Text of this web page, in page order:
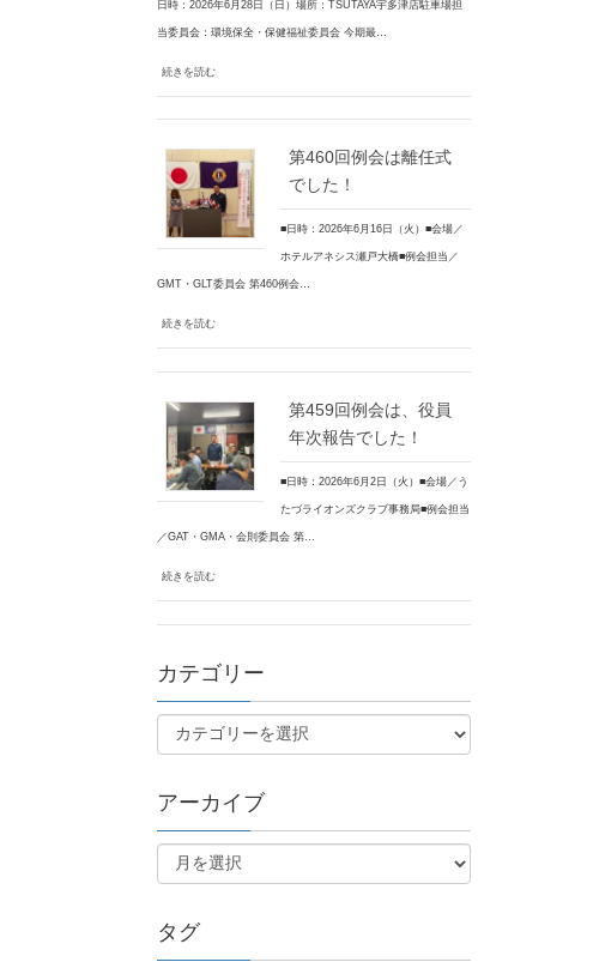
日時：2026年6月28日（日）場所：TSUTAYA宇多津店駐車場担
当委員会：環境保全・保健福祉委員会 今期最…
続きを読む
第460回例会は離任式
でした！
■日時：2026年6月16日（火）■会場／
ホテルアネシス瀬戸大橋■例会担当／
GMT・GLT委員会 第460例会…
続きを読む
第459回例会は、役員
年次報告でした！
■日時：2026年6月2日（火）■会場／う
たづライオンズクラブ事務局■例会担当
／GAT・GMA・会則委員会 第…
続きを読む
カテゴリー
アーカイブ
タグ